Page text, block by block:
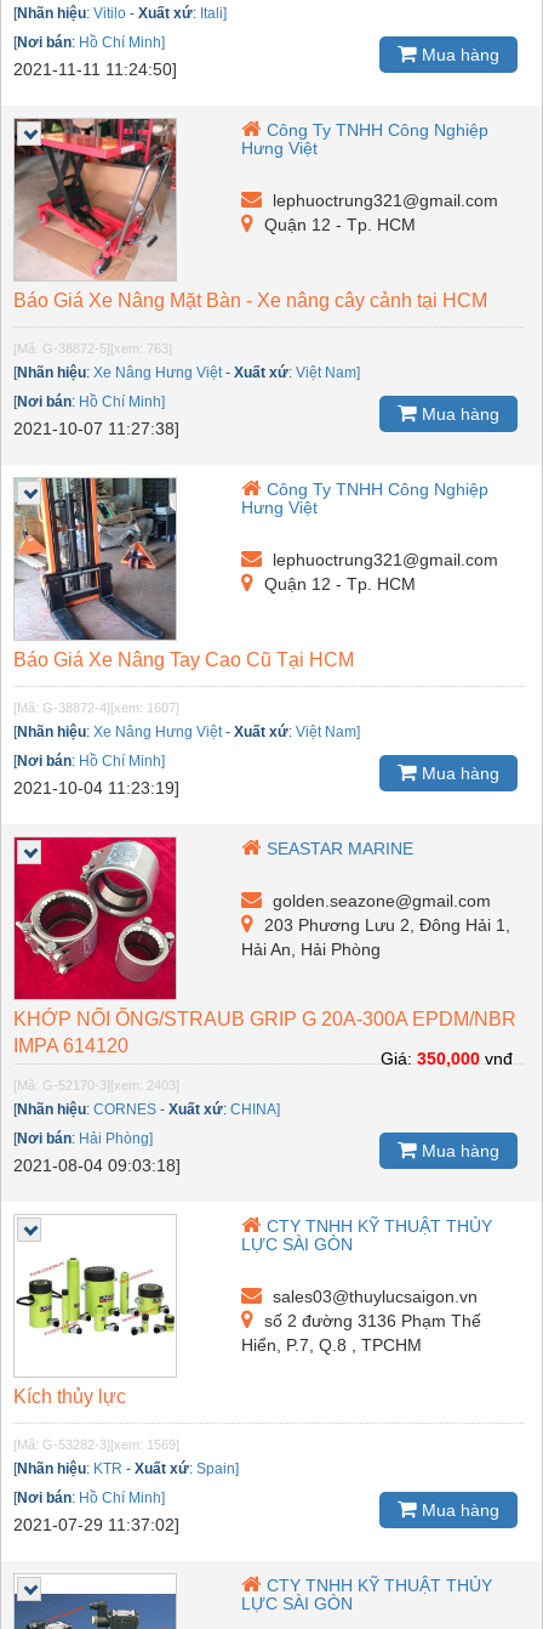
[Nhãn hiệu: Vitilo - Xuất xứ: Itali]
[Nơi bán: Hồ Chí Minh]
2021-11-11 11:24:50]
Mua hàng
Công Ty TNHH Công Nghiệp
Hưng Việt
lephuoctrung321@gmail.com
Quận 12 - Tp. HCM
Báo Giá Xe Nâng Mặt Bàn - Xe nâng cây cảnh tại HCM
[Mã: G-38872-5][xem: 763]
[Nhãn hiệu: Xe Nâng Hưng Việt - Xuất xứ: Việt Nam]
[Nơi bán: Hồ Chí Minh]
2021-10-07 11:27:38]
Mua hàng
Công Ty TNHH Công Nghiệp
Hưng Việt
lephuoctrung321@gmail.com
Quận 12 - Tp. HCM
Báo Giá Xe Nâng Tay Cao Cũ Tại HCM
[Mã: G-38872-4][xem: 1607]
[Nhãn hiệu: Xe Nâng Hưng Việt - Xuất xứ: Việt Nam]
[Nơi bán: Hồ Chí Minh]
2021-10-04 11:23:19]
Mua hàng
SEASTAR MARINE
golden.seazone@gmail.com
203 Phương Lưu 2, Đông Hải 1,
Hải An, Hải Phòng
KHỚP NỐI ỐNG/STRAUB GRIP G 20A-300A EPDM/NBR
IMPA 614120
[Mã: G-52170-3][xem: 2403]
[Nhãn hiệu: CORNES - Xuất xứ: CHINA]
[Nơi bán: Hải Phòng]
2021-08-04 09:03:18]
Giá: 350,000 vnđ
Mua hàng
CTY TNHH KỸ THUẬT THỦY
LỰC SÀI GÒN
sales03@thuylucsaigon.vn
số 2 đường 3136 Phạm Thế
Hiển, P.7, Q.8 , TPCHM
Kích thủy lực
[Mã: G-53282-3][xem: 1569]
[Nhãn hiệu: KTR - Xuất xứ: Spain]
[Nơi bán: Hồ Chí Minh]
2021-07-29 11:37:02]
Mua hàng
CTY TNHH KỸ THUẬT THỦY
LỰC SÀI GÒN